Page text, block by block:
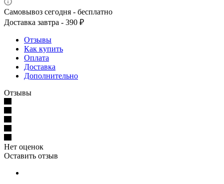
Самовывоз сегодня - бесплатно
Доставка завтра - 390 ₽
Отзывы
Как купить
Оплата
Доставка
Дополнительно
Отзывы
Нет оценок
Оставить отзыв